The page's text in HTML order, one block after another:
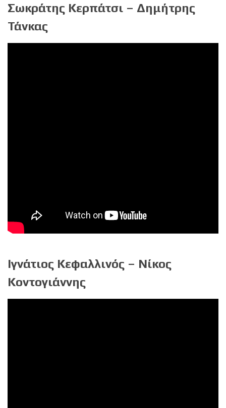
Σωκράτης Κερπάτσι – Δημήτρης
Τάνκας
Ιγνάτιος Κεφαλλινός – Νίκος
Κοντογιάννης